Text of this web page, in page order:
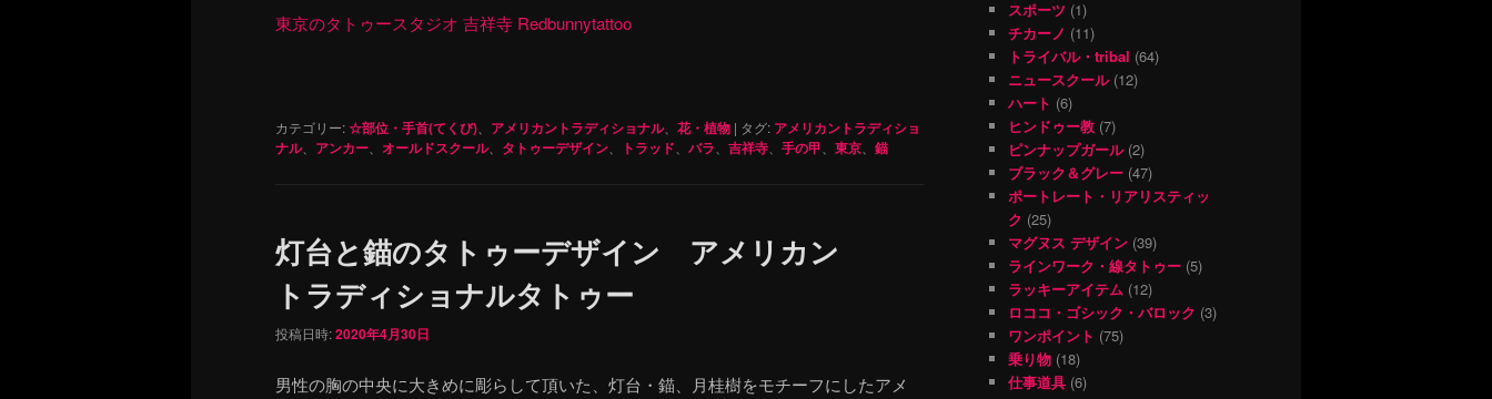
東京のタトゥースタジオ 吉祥寺 Redbunnytattoo
カテゴリー:☆部位・手首(てくび) アメリカントラディショナル、 花・植物 | タグ: アメリカントラディショ
ナル、 アンカー オールドスクール、 タトゥーデザイン トラッド バラ 吉祥寺 手の甲 東京 錨
灯台と錨のタトゥーデザイン アメリカン
トラディショナルタトゥー
投稿日時:2020年4月30日
男性の胸の中央に大きめに彫らして頂いた、灯台・錨、月桂樹をモチーフにしたアメ
スポーツ (1)
チカーノ (11)
トライバル・tribal (64)
ニュースクール(12)
ハート (6)
ヒンドゥー教 (7)
ピンナップガール(2)
ブラック＆グレー (47)
ポートレート・リアリスティッ
ク (25)
マグヌス デザイン (39)
ラインワーク・線タトゥー (5)
ラッキーアイテム (12)
ロココ・ゴシック・バロック (3)
ワンポイント (75)
乗り物 (18)
仕事道具 (6)